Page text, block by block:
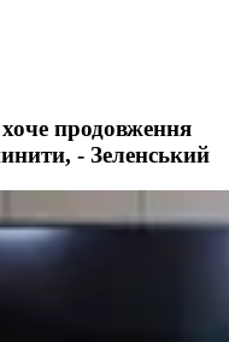
продовження
- Зеленський